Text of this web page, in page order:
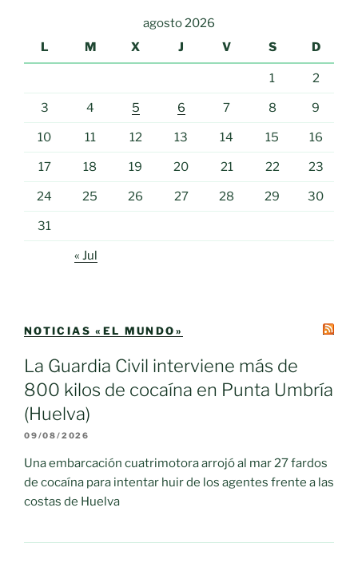
agosto 2026
L
M X J V S D
1 2
3 4 5 6 7 8 9
10 11 12 13 14 15 16
17 18 19 20 21 22 23
24 25 26 27 28 29 30
31
« Jul
NOTICIAS «EL MUNDO»
La Guardia Civil interviene más de
800 kilos de cocaína en Punta Umbría
(Huelva)
09/08/2026
Una embarcación cuatrimotora arrojó al mar 27 fardos
de cocaína para intentar huir de los agentes frente a las
costas de Huelva